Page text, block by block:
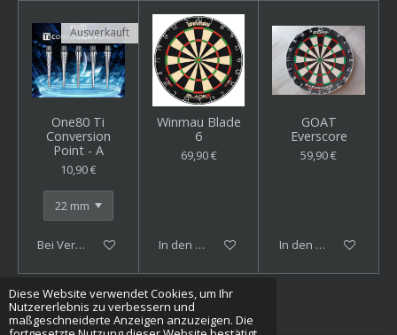
Diese Website verwendet Cookies, um Ihr
Nutzererlebnis zu verbessern und
maßgeschneiderte Anzeigen anzuzeigen. Die
Ausverkauft
One80 Ti
Conversion
Point - A
10,90 €
Bei Verfügbarkeit benachrichtigen
Winmau Blade
6
69,90 €
In den Warenkorb
GOAT
Everscore
59,90 €
In den Warenkorb
© 2023 - 2026 baersdartshop.de
Mit Unterstützung vonWebador